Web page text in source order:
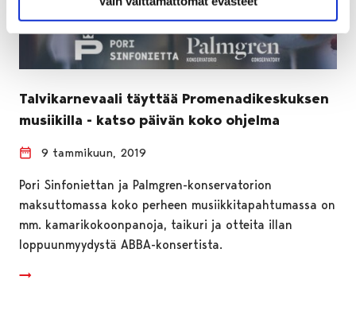
Talvikarnevaali täyttää Promenadikeskuksen
musiikilla - katso päivän koko ohjelma
9 tammikuun, 2019
Pori Sinfoniettan ja Palmgren-konservatorion
maksuttomassa koko perheen musiikkitapahtumassa on
mm. kamarikokoonpanoja, taikuri ja otteita illan
loppuunmyydystä ABBA-konsertista.